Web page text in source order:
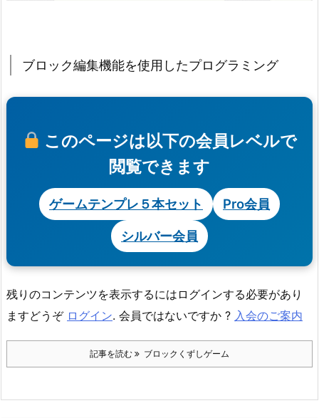
ブロック編集機能を使用したプログラミング
このページは以下の会員レベルで
閲覧できます
ゲームテンプレ５本セット Pro会員
シルバー会員
残りのコンテンツを表示するにはログインする必要があり
ますどうぞ ログイン. 会員ではないですか ? 入会のご案内
記事を読む ブロックくずしゲーム